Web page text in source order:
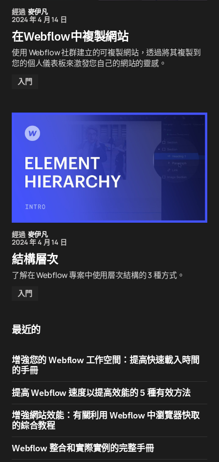
經過 麥伊凡
2024 年 4 月 14 日
在Webflow中複製網站
使用 Webflow 社群建立的可複製網站，透過將其複製到
您的個人儀表板來激發您自己的網站的靈感。
入門
經過 麥伊凡
2024 年 4 月 14 日
結構層次
了解在 Webflow 專案中使用層次結構的 3 種方式。
入門
最近的
增強您的 Webflow 工作空間：提高快速載入時間
的手冊
提高 Webflow 速度以提高效能的 5 種有效方法
增強網站效能：有關利用 Webflow 中瀏覽器快取
的綜合教程
Webflow 整合和實際實例的完整手冊